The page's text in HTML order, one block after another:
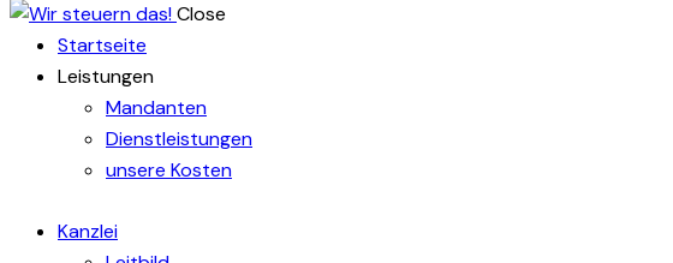
Close
Startseite
Leistungen
Mandanten
Dienstleistungen
unsere Kosten
Kanzlei